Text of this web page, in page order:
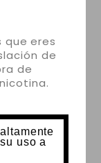
eres
de
de
uso a